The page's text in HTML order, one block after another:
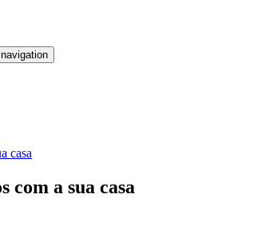
casa
com a sua casa